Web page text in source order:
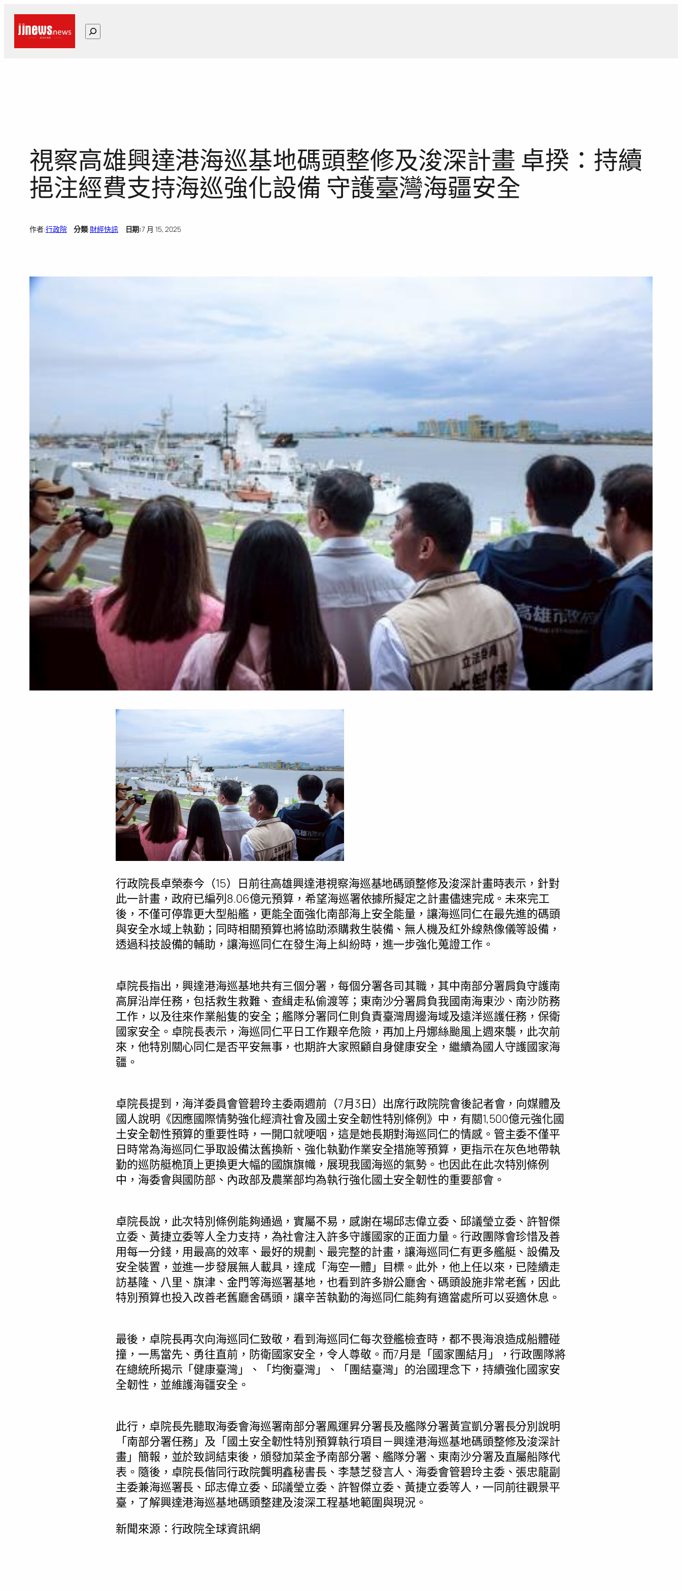
跳
搜
視察高雄興達港海巡基地碼頭整修及浚深計畫 卓揆：持續
挹注經費支持海巡強化設備 守護臺灣海疆安全
作者:行政院 分類:財經快訊 日期:7 月 15, 2025
行政院長卓榮泰今（15）日前往高雄興達港視察海巡基地碼頭整修及浚深計畫時表示，針對
此一計畫，政府已編列8.06億元預算，希望海巡署依據所擬定之計畫儘速完成。未來完工
後，不僅可停靠更大型船艦，更能全面強化南部海上安全能量，讓海巡同仁在最先進的碼頭
與安全水域上執勤；同時相關預算也將協助添購救生裝備、無人機及紅外線熱像儀等設備，
透過科技設備的輔助，讓海巡同仁在發生海上糾紛時，進一步強化蒐證工作。
卓院長指出，興達港海巡基地共有三個分署，每個分署各司其職，其中南部分署肩負守護南
高屏沿岸任務，包括救生救難、查緝走私偷渡等；東南沙分署肩負我國南海東沙、南沙防務
工作，以及往來作業船隻的安全；艦隊分署同仁則負責臺灣周邊海域及遠洋巡護任務，保衛
國家安全。卓院長表示，海巡同仁平日工作艱辛危險，再加上丹娜絲颱風上週來襲，此次前
來，他特別關心同仁是否平安無事，也期許大家照顧自身健康安全，繼續為國人守護國家海
疆。
卓院長提到，海洋委員會管碧玲主委兩週前（7月3日）出席行政院院會後記者會，向媒體及
國人說明《因應國際情勢強化經濟社會及國土安全韌性特別條例》中，有關1,500億元強化國
土安全韌性預算的重要性時，一開口就哽咽，這是她長期對海巡同仁的情感。管主委不僅平
日時常為海巡同仁爭取設備汰舊換新、強化執勤作業安全措施等預算，更指示在灰色地帶執
勤的巡防艇桅頂上更換更大幅的國旗旗幟，展現我國海巡的氣勢。也因此在此次特別條例
中，海委會與國防部、內政部及農業部均為執行強化國土安全韌性的重要部會。
卓院長說，此次特別條例能夠通過，實屬不易，感謝在場邱志偉立委、邱議瑩立委、許智傑
立委、黃捷立委等人全力支持，為社會注入許多守護國家的正面力量。行政團隊會珍惜及善
用每一分錢，用最高的效率、最好的規劃、最完整的計畫，讓海巡同仁有更多艦艇、設備及
安全裝置，並進一步發展無人載具，達成「海空一體」目標。此外，他上任以來，已陸續走
訪基隆、八里、旗津、金門等海巡署基地，也看到許多辦公廳舍、碼頭設施非常老舊，因此
特別預算也投入改善老舊廳舍碼頭，讓辛苦執勤的海巡同仁能夠有適當處所可以妥適休息。
最後，卓院長再次向海巡同仁致敬，看到海巡同仁每次登艦檢查時，都不畏海浪造成船體碰
撞，一馬當先、勇往直前，防衛國家安全，令人尊敬。而7月是「國家團結月」，行政團隊將
在總統所揭示「健康臺灣」、「均衡臺灣」、「團結臺灣」的治國理念下，持續強化國家安
全韌性，並維護海疆安全。
此行，卓院長先聽取海委會海巡署南部分署鳳運昇分署長及艦隊分署黃宣凱分署長分別說明
「南部分署任務」及「國土安全韌性特別預算執行項目－興達港海巡基地碼頭整修及浚深計
畫」簡報，並於致詞結束後，頒發加菜金予南部分署、艦隊分署、東南沙分署及直屬船隊代
表。隨後，卓院長偕同行政院龔明鑫秘書長、李慧芝發言人、海委會管碧玲主委、張忠龍副
主委兼海巡署長、邱志偉立委、邱議瑩立委、許智傑立委、黃捷立委等人，一同前往觀景平
臺，了解興達港海巡基地碼頭整建及浚深工程基地範圍與現況。
新聞來源：行政院全球資訊網